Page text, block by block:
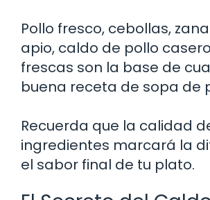
Pollo fresco, cebollas,
apio, caldo de pollo
frescas son la base de
buena receta de sopa de
Recuerda que la calidad
ingredientes marcará la
el sabor final de tu plato.